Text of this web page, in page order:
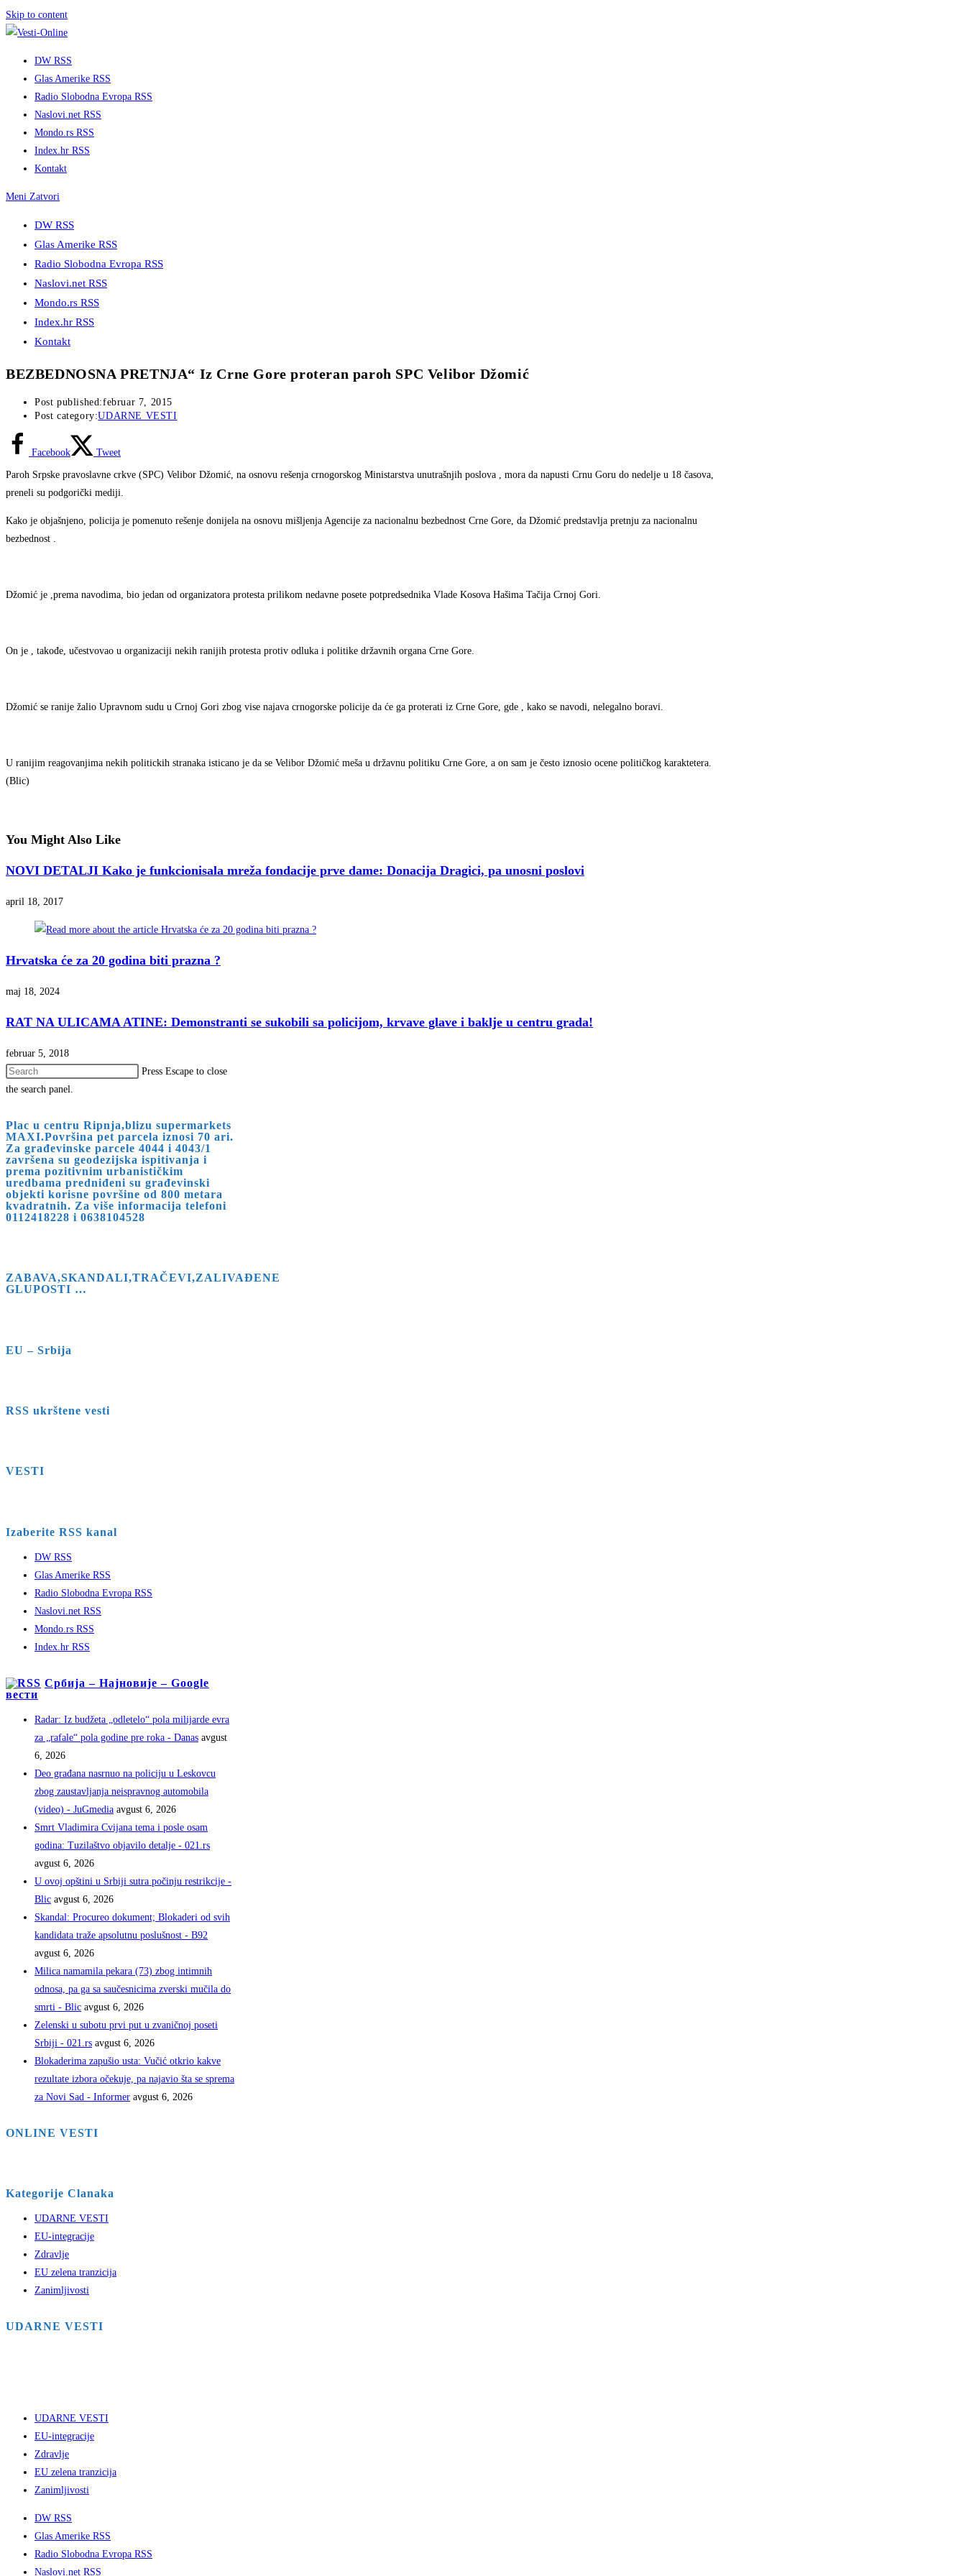
Skip to content
DW RSS
Glas Amerike RSS
Radio Slobodna Evropa RSS
Naslovi.net RSS
Mondo.rs RSS
Index.hr RSS
Kontakt
Meni Zatvori
DW RSS
Glas Amerike RSS
Radio Slobodna Evropa RSS
Naslovi.net RSS
Mondo.rs RSS
Index.hr RSS
Kontakt
BEZBEDNOSNA PRETNJA“ Iz Crne Gore proteran paroh SPC Velibor Džomić
Post published:februar 7, 2015
Post category:UDARNE VESTI
Facebook Tweet
Paroh Srpske pravoslavne crkve (SPC) Velibor Džomić, na osnovu rešenja crnogorskog Ministarstva unutrašnjih poslova , mora da napusti Crnu Goru do nedelje u 18 časova,
preneli su podgorički mediji.
Kako je objašnjeno, policija je pomenuto rešenje donijela na osnovu mišljenja Agencije za nacionalnu bezbednost Crne Gore, da Džomić predstavlja pretnju za nacionalnu
bezbednost .
Džomić je ,prema navodima, bio jedan od organizatora protesta prilikom nedavne posete potpredsednika Vlade Kosova Hašima Tačija Crnoj Gori.
On je , takođe, učestvovao u organizaciji nekih ranijih protesta protiv odluka i politike državnih organa Crne Gore.
Džomić se ranije žalio Upravnom sudu u Crnoj Gori zbog vise najava crnogorske policije da će ga proterati iz Crne Gore, gde , kako se navodi, nelegalno boravi.
U ranijim reagovanjima nekih politickih stranaka isticano je da se Velibor Džomić meša u državnu politiku Crne Gore, a on sam je često iznosio ocene političkog karaktetera.
(Blic)
You Might Also Like
NOVI DETALJI Kako je funkcionisala mreža fondacije prve dame: Donacija Dragici, pa unosni poslovi
april 18, 2017
Hrvatska će za 20 godina biti prazna ?
maj 18, 2024
RAT NA ULICAMA ATINE: Demonstranti se sukobili sa policijom, krvave glave i baklje u centru grada!
februar 5, 2018
Press Escape to close
the search panel.
Plac u centru Ripnja,blizu supermarkets
MAXI.Površina pet parcela iznosi 70 ari.
Za građevinske parcele 4044 i 4043/1
završena su geodezijska ispitivanja i
prema pozitivnim urbanističkim
uredbama predniđeni su građevinski
objekti korisne površine od 800 metara
kvadratnih. Za više informacija telefoni
0112418228 i 0638104528
ZABAVA,SKANDALI,TRAČEVI,ZALIVAĐENE
GLUPOSTI …
EU – Srbija
RSS ukrštene vesti
VESTI
Izaberite RSS kanal
DW RSS
Glas Amerike RSS
Radio Slobodna Evropa RSS
Naslovi.net RSS
Mondo.rs RSS
Index.hr RSS
Србија – Најновије – Google
вести
Radar: Iz budžeta „odletelo“ pola milijarde evra
za „rafale“ pola godine pre roka - Danas avgust
6, 2026
Deo građana nasrnuo na policiju u Leskovcu
zbog zaustavljanja neispravnog automobila
(video) - JuGmedia avgust 6, 2026
Smrt Vladimira Cvijana tema i posle osam
godina: Tuzilaštvo objavilo detalje - 021.rs
avgust 6, 2026
U ovoj opštini u Srbiji sutra počinju restrikcije -
Blic avgust 6, 2026
Skandal: Procureo dokument; Blokaderi od svih
kandidata traže apsolutnu poslušnost - B92
avgust 6, 2026
Milica namamila pekara (73) zbog intimnih
odnosa, pa ga sa saučesnicima zverski mučila do
smrti - Blic avgust 6, 2026
Zelenski u subotu prvi put u zvaničnoj poseti
Srbiji - 021.rs avgust 6, 2026
Blokaderima zapušio usta: Vučić otkrio kakve
rezultate izbora očekuje, pa najavio šta se sprema
za Novi Sad - Informer avgust 6, 2026
ONLINE VESTI
Kategorije Clanaka
UDARNE VESTI
EU-integracije
Zdravlje
EU zelena tranzicija
Zanimljivosti
UDARNE VESTI
UDARNE VESTI
EU-integracije
Zdravlje
EU zelena tranzicija
Zanimljivosti
DW RSS
Glas Amerike RSS
Radio Slobodna Evropa RSS
Naslovi.net RSS